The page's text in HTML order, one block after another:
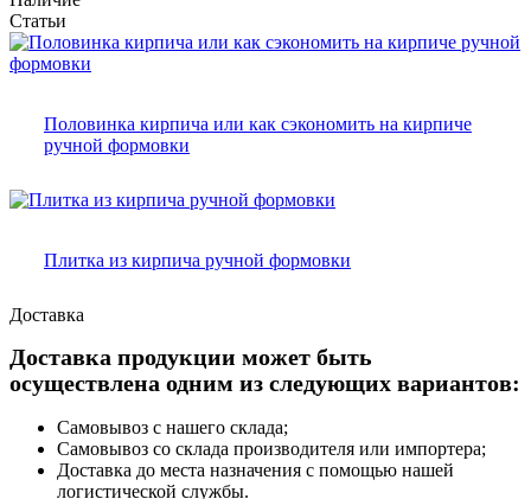
Статьи
Половинка кирпича или как сэкономить на кирпиче
ручной формовки
Плитка из кирпича ручной формовки
Доставка
Доставка продукции может быть
осуществлена одним из следующих вариантов:
Самовывоз с нашего склада;
Самовывоз со склада производителя или импортера;
Доставка до места назначения с помощью нашей
логистической службы.